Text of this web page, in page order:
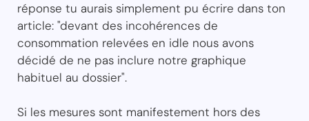
réponse tu aurais simplement pu écrire dans ton
article: "devant des incohérences de
consommation relevées en idle nous avons
décidé de ne pas inclure notre graphique
habituel au dossier".
Si les mesures sont manifestement hors des